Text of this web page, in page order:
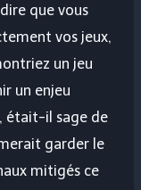
que vous
vos jeux,
un jeu
un enjeu
était-il sage de
garder le
mitigés ce